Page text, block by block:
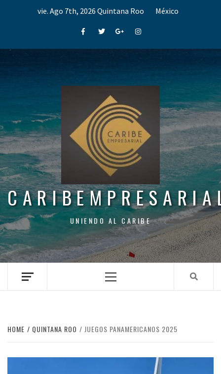
vie. Ago 7th, 2026 Quintana Roo México
FacebookTwitterGoogle+Instagram
UNIENDO AL CARIBE
Menu
HOME QUINTANA ROO JUEGOS PANAMERICANOS 2025